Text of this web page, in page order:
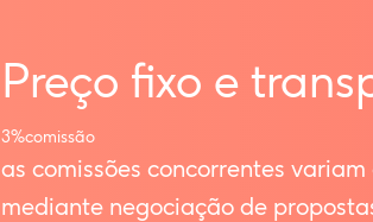
Preço fixo e
3%comissão
as comissões concorrentes variam
mediante negociação de